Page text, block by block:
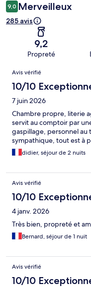
9,0 Merveilleux
285 avis
9,2
Propreté
Avis
Avis vérifié
10/10
7 juin 2026
Chambre propre, literie
servit au comptoir par
gaspillage, personnel au
sympathique, tout est à
didier, séjour de 2 nuits
Avis vérifié
10/10
4 janv. 2026
Très bien, propreté et
Bernard, séjour de 1 nuit
Avis vérifié
10/10